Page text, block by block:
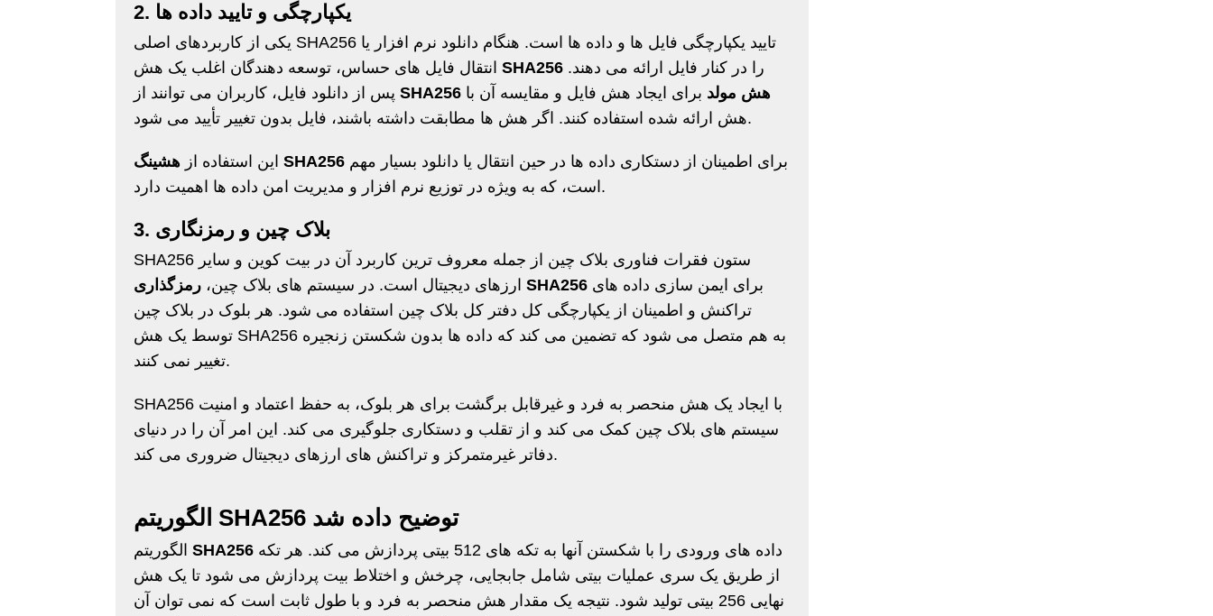
2. یکپارچگی و تایید داده ها
یکی از کاربردهای اصلی SHA256 تایید یکپارچگی فایل ها و داده ها است. هنگام دانلود نرم افزار یا
SHA256
SHA256 هش مولد برای ایجاد هش فایل و مقایسه آن با
هش ارائه شده استفاده کنند. اگر هش ها مطابقت داشته باشند، فایل بدون تغییر تأیید می شود.
این استفاده از هشینگ SHA256
است، که به ویژه در توزیع نرم افزار و مدیریت امن داده ها اهمیت دارد.
3. بلاک چین و رمزنگاری
SHA256 ستون فقرات فناوری بلاک چین از جمله معروف ترین کاربرد آن در بیت کوین و سایر
ارزهای دیجیتال است. در سیستم های بلاک چین، رمزگذاری SHA256
تراکنش و اطمینان از یکپارچگی کل دفتر کل بلاک چین استفاده می شود. هر بلوک در بلاک چین
توسط یک هش SHA256 به هم متصل می شود که تضمین می کند که داده ها بدون شکستن زنجیره
تغییر نمی کنند.
SHA256 با ایجاد یک هش منحصر به فرد و غیرقابل برگشت برای هر بلوک، به حفظ اعتماد و امنیت
سیستم های بلاک چین کمک می کند و از تقلب و دستکاری جلوگیری می کند. این امر آن را در دنیای
دفاتر غیرمتمرکز و تراکنش های ارزهای دیجیتال ضروری می کند.
الگوریتم SHA256 توضیح داده شد
SHA256
از طریق یک سری عملیات بیتی شامل جابجایی، چرخش و اختلاط بیت پردازش می شود تا یک هش
نهایی 256 بیتی تولید شود. نتیجه یک مقدار هش منحصر به فرد و با طول ثابت است که نمی توان آن